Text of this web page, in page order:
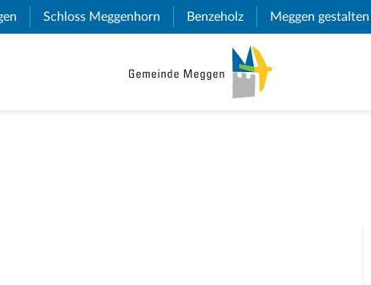
(External Link)
Schloss Meggenhorn (External Link)
Benzeholz (External Link)
Meggen gestalten